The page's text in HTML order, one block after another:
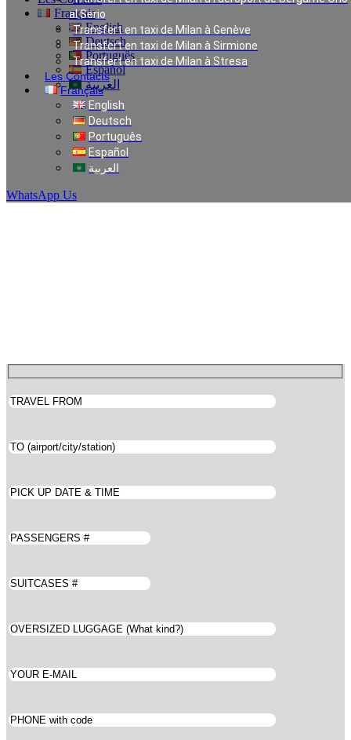
al Serio
Transfert en taxi de Milan à Genève
Transfert en taxi de Milan à Sirmione
Transfert en taxi de Milan à Stresa
Les Contacts
Français
English
Deutsch
Português
Español
العربية
WhatsApp Us
Français
English
Deutsch
Português
Español
العربية
Taxi à Vérone